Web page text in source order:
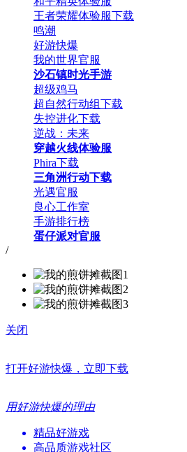
王者荣耀体验服下载
鸣潮
好游快爆
我的世界官服
沙石镇时光手游
超级鸡马
超自然行动组下载
失控进化下载
逆战：未来
穿越火线体验服
Phira下载
三角洲行动下载
光遇官服
良心工作室
手游排行榜
蛋仔派对官服
/
关闭
打开好游快爆，立即下载
用好游快爆的理由
精品好游戏
高品质游戏社区